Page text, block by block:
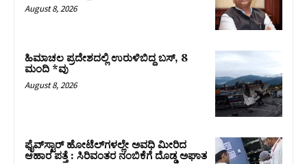
August 8, 2026
ಹಿಮಾಚಲ ಪ್ರದೇಶದಲ್ಲಿ ಉರುಳಿಬಿದ್ದ ಬಸ್‌, 8
ಮಂದಿ *ವು
August 8, 2026
ಫೈವ್‌ಸ್ಟಾರ್ ಹೋಟೆಲ್‌ಗಳಲ್ಲೇ ಅವಧಿ ಮೀರಿದ
ಆಹಾರ ಪತ್ತೆ : ಸಿರಿವಂತರ ನಂಬಿಕೆಗೆ ದೊಡ್ಡ ಅಘಾತ